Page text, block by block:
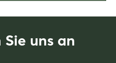
uns an